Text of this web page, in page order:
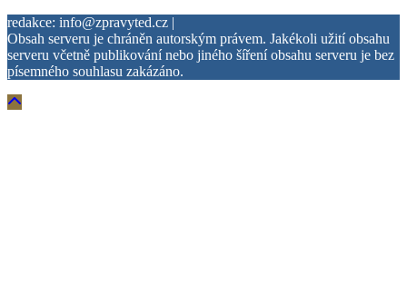
redakce: info@zpravyted.cz |
Obsah serveru je chráněn autorským právem. Jakékoli užití obsahu
serveru včetně publikování nebo jiného šíření obsahu serveru je bez
písemného souhlasu zakázáno.